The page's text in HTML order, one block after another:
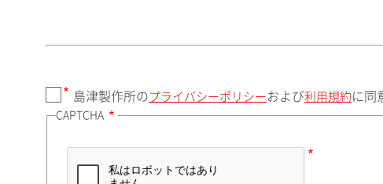
島津製作所の プライバシーポリシー および利用規約 に同
CAPTCHA